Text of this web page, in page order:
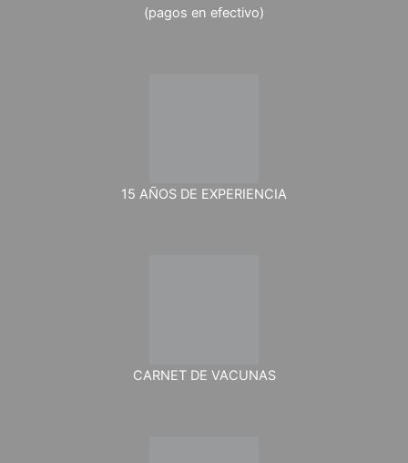
(pagos en efectivo)
15 AÑOS DE EXPERIENCIA
CARNET DE VACUNAS